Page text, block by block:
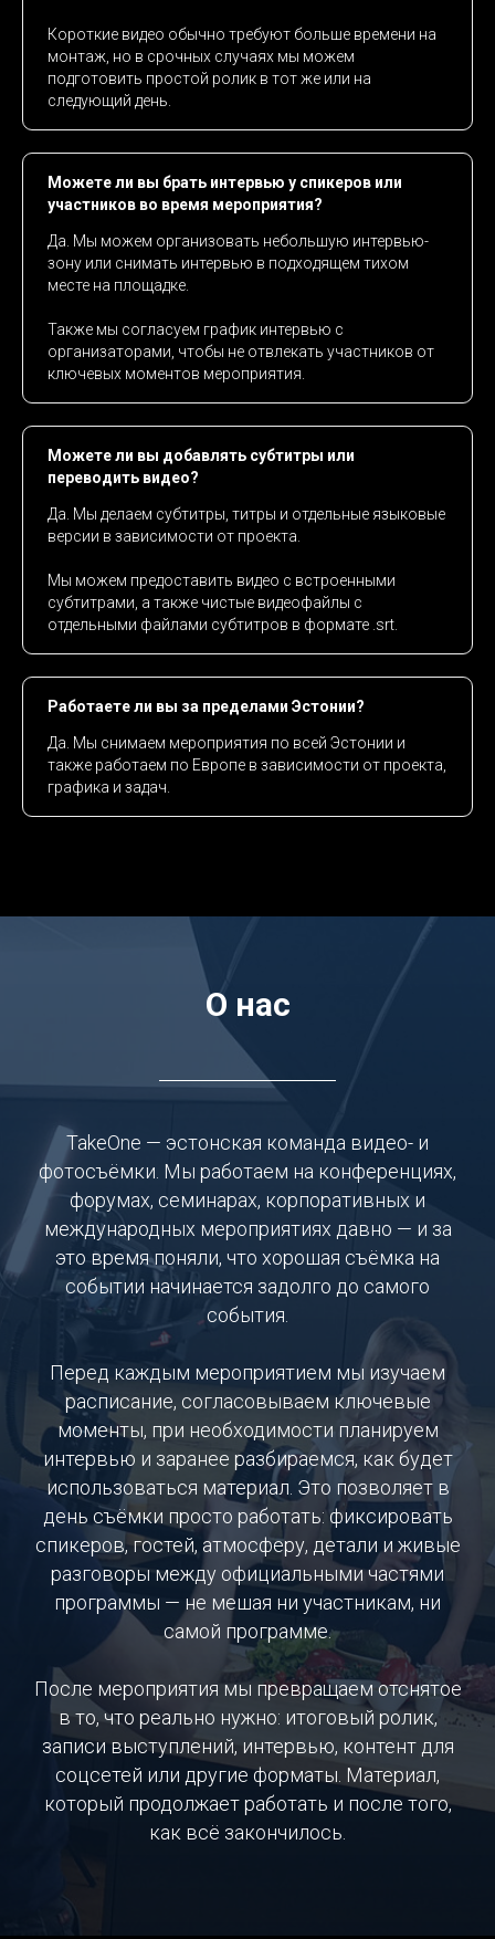
Короткие видео обычно требуют больше времени на
монтаж, но в срочных случаях мы можем
подготовить простой ролик в тот же или на
следующий день.
Можете ли вы брать интервью у спикеров или
участников во время мероприятия?
Да. Мы можем организовать небольшую интервью-
зону или снимать интервью в подходящем тихом
месте на площадке.
Также мы согласуем график интервью с
организаторами, чтобы не отвлекать участников от
ключевых моментов мероприятия.
Можете ли вы добавлять субтитры или
переводить видео?
Да. Мы делаем субтитры, титры и отдельные языковые
версии в зависимости от проекта.
Мы можем предоставить видео с встроенными
субтитрами, а также чистые видеофайлы с
отдельными файлами субтитров в формате .srt.
Работаете ли вы за пределами Эстонии?
Да. Мы снимаем мероприятия по всей Эстонии и
также работаем по Европе в зависимости от проекта,
графика и задач.
О нас
TakeOne — эстонская команда видео- и
фотосъёмки. Мы работаем на конференциях,
форумах, семинарах, корпоративных и
международных мероприятиях давно — и за
это время поняли, что хорошая съёмка на
событии начинается задолго до самого
события.
Перед каждым мероприятием мы изучаем
расписание, согласовываем ключевые
моменты, при необходимости планируем
интервью и заранее разбираемся, как будет
использоваться материал. Это позволяет в
день съёмки просто работать: фиксировать
спикеров, гостей, атмосферу, детали и живые
разговоры между официальными частями
программы — не мешая ни участникам, ни
самой программе.
После мероприятия мы превращаем отснятое
в то, что реально нужно: итоговый ролик,
записи выступлений, интервью, контент для
соцсетей или другие форматы. Материал,
который продолжает работать и после того,
как всё закончилось.